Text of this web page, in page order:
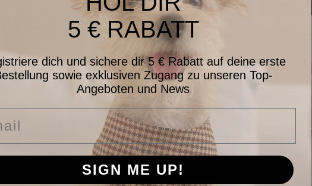
aktuelle
5 € RABATT
dich und sichere dir 5 € Rabatt auf deine erste
sowie exklusiven Zugang zu unseren Top-
Angeboten und News
SIGN ME UP!